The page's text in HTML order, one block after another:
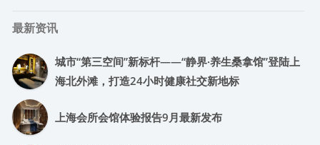
最新资讯
城市“第三空间”新标杆——“静界·养生桑拿馆”登陆上
海北外滩，打造24小时健康社交新地标
上海会所会馆体验报告9月最新发布